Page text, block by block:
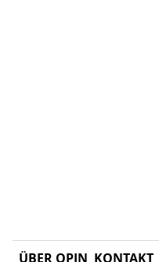
ÜBER OPIN KONTAKT